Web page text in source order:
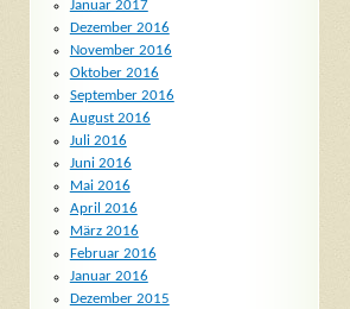
Januar 2017
Dezember 2016
November 2016
Oktober 2016
September 2016
August 2016
Juli 2016
Juni 2016
Mai 2016
April 2016
März 2016
Februar 2016
Januar 2016
Dezember 2015